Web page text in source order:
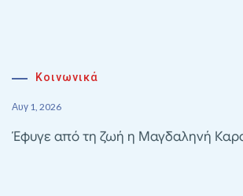
Κοινωνικά
Αυγ 1, 2026
Έφυγε από τη ζωή η Μαγδαληνή